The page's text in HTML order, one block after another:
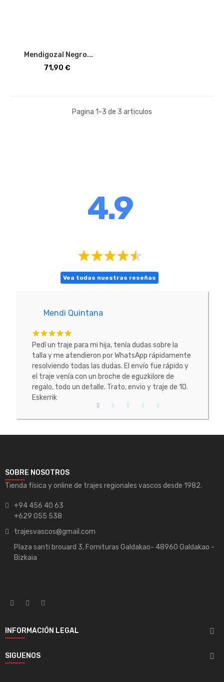
Mendigozal Negro...
Precio
71,90 €
Pagina 1-3 de 3 articulos
4.9
Vea todas nuestras reseñas
Mendi Quintana
Pedí un traje para mi hija, tenía dudas sobre la
talla y me atendieron por WhatsApp rápidamente
resolviendo todas las dudas. El envío fue rápido y
el traje venía con un broche de eguzkilore de
regalo, todo un detalle. Trato, envio y traje de 10.
Eskerrik
SOBRE NOSOTROS
Tienda física y online de trajes regionales vascos desde 1982.
+94 456 40 63
+629 055 538
trajesvascos@gmail.com
Plaza santi brouard 3, Fornituras Galdakao- 48960 Galdakao -
Bizkaia
INFORMACIÓN LEGAL 
SIGUENOS 